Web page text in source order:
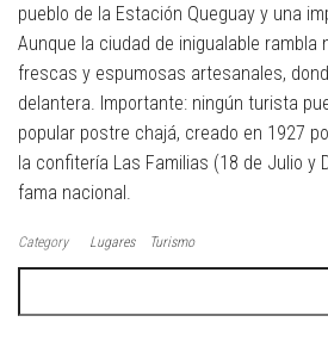
pueblo de la Estación Queguay y una
Aunque la ciudad de inigualable rambla
frescas y espumosas artesanales,
delantera. Importante: ningún turista
popular postre chajá, creado en 1927
la confitería Las Familias (18 de Julio y
fama nacional.
Category Lugares Turismo